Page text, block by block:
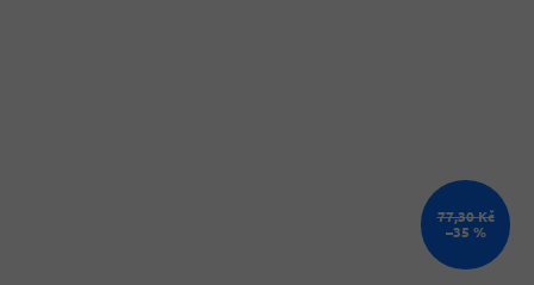
77,30 Kč
–35 %